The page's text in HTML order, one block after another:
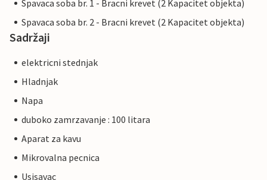
Spavaca soba br. 1 - Bracni krevet (2 Kapacitet objekta)
Spavaca soba br. 2 - Bracni krevet (2 Kapacitet objekta)
Sadržaji
elektricni stednjak
Hladnjak
Napa
duboko zamrzavanje : 100 litara
Aparat za kavu
Mikrovalna pecnica
Usisavac